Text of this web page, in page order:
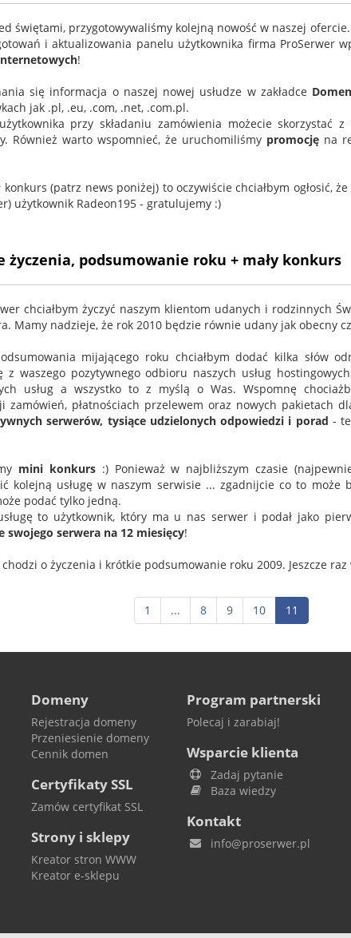
świętami, przygotowywaliśmy kolejną nowość w naszej ofercie.
i aktualizowania panelu użytkownika firma ProSerwer
!
się informacja o naszej nowej usłudze w zakładce
jak .pl, .eu, .com, .net, .com.pl.
przy składaniu zamówienia możecie skorzystać z
Również warto wspomnieć, że uruchomiliśmy promocję na
konkurs (patrz news poniżej) to oczywiście chciałbym ogłosić,
użytkownik Radeon195 - gratulujemy :)
życzenia, podsumowanie roku + mały konkurs
chciałbym życzyć naszym klientom udanych i rodzinnych
Mamy nadzieje, że rok 2010 będzie równie udany jak obecny
mijającego roku chciałbym dodać kilka słów
z waszego pozytywnego odbioru naszych usług
usług a wszystko to z myślą o Was. Wspomnę
zamówień, płatnościach przelewem oraz nowych pakietach
serwerów, tysiące udzielonych odpowiedzi i porad -
mini konkurs:) Ponieważ w najbliższym czasie
kolejną usługę w naszym serwisie ... zgadnijcie co to
podać tylko jedną.
to użytkownik, który ma u nas serwer i podał jako
swojego serwera na 12 miesięcy!
o życzenia i krótkie podsumowanie roku 2009. Jeszcze
1 ... 8 9 10 11
Domeny
Rejestracja domeny
Przeniesienie domeny
Cennik domen
Certyfikaty SSL
Zamów certyfikat SSL
Strony i sklepy
Kreator stron WWW
Kreator e-sklepu
Program partnerski
Polecaj i zarabiaj!
Wsparcie klienta
Zadaj pytanie
Baza wiedzy
Kontakt
info@proserwer.pl